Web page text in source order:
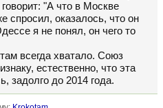
"А что в Москве
спросил, оказалось, что он
я не понял, он чего то
всегда хватало. Союз
естественно, что эта
задолго до 2014 года.